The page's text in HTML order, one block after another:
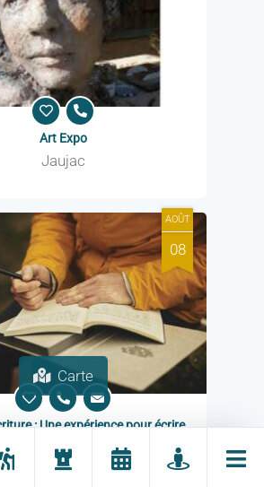
Art Expo
Jaujac
: Une expérience pour écrire
Lalevade-d'Ardèche
AOÛT
08
Carte